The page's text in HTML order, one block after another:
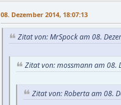
08. Dezember 2014, 18:07:13
Zitat von: MrSpock am 08.
Zitat von: mossmann am 08.
Zitat von: Roberta am 08.